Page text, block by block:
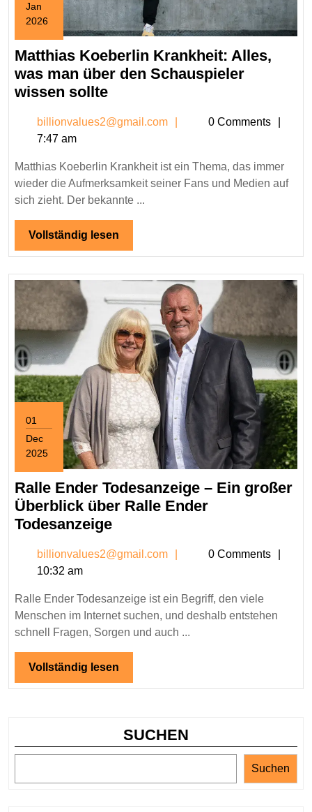
Jan
2026
12,
2026
Matthias Koeberlin Krankheit: Alles,
was man über den Schauspieler
wissen sollteMatthias
Krankheit:
was
man
über
den
Schauspieler
wissen
sollte
billionvalues2@gmail.com
0 Comments
7:47 am
Matthias Koeberlin Krankheit ist ein Thema, das immer
wieder die Aufmerksamkeit seiner Fans und Medien auf
sich zieht. Der bekannte ...
Vollständig lesen
lesen
01
Dec
2025
December
1,
2025
Ralle Ender Todesanzeige – Ein großer
Überblick über Ralle Ender
TodesanzeigeRalle
Todesanzeige
Ein
großer
Überblick
über
Ralle
Ender
billionvalues2@gmail.com
0 Comments
10:32 am
Ralle Ender Todesanzeige ist ein Begriff, den viele
Menschen im Internet suchen, und deshalb entstehen
schnell Fragen, Sorgen und auch ...
Vollständig lesen
lesen
SUCHEN
Suchen